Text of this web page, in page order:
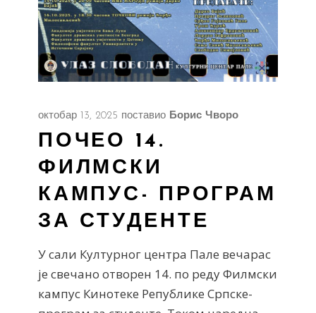
октобар 13, 2025 поставио Борис Чворо
ПОЧЕО 14.
ФИЛМСКИ
КАМПУС- ПРОГРАМ
ЗА СТУДЕНТЕ
У сали Културног центра Пале вечарас
је свечано отворен 14. по реду Филмски
кампус Кинотеке Републике Српске-